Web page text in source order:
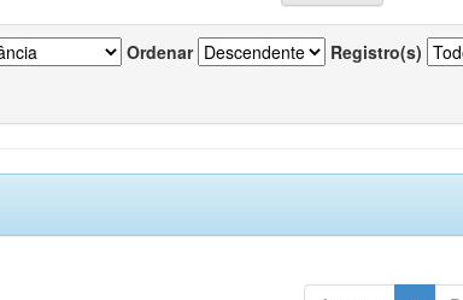
Ordenar Registro(s)